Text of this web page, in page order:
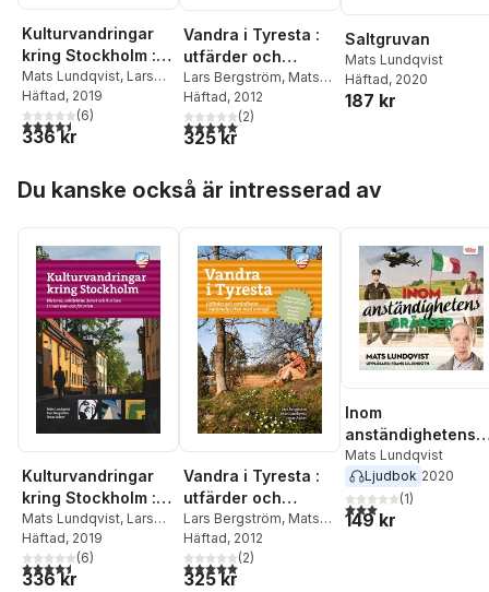
Kulturvandringar
kring Stockholm :
Historia, arkitektur,
konst och kuriosa
Mats Lundqvist, Lars
Bergström
Häftad, 2019
4,5utav 5 stjärnor. Totalt antal röster:
(6)
336 kr
Vandra i Tyresta :
utfärder och
sevärdheter i
nationalparken
med omnejd
Lars Bergström, Mats
Lundqvist,Jonas Adner
Häftad, 2012
5,0utav 5 stjärnor. Totalt antal röster:
(2)
325 kr
Saltgruvan
Mats Lundqvist
Häftad, 2020
187 kr
Du kanske också är intresserad av
Kulturvandringar
kring Stockholm :
Historia, arkitektur,
konst och kuriosa
Mats Lundqvist, Lars
Bergström
Häftad, 2019
4,5utav 5 stjärnor. Totalt antal röster:
(6)
336 kr
Vandra i Tyresta :
utfärder och
sevärdheter i
nationalparken
med omnejd
Lars Bergström, Mats
Lundqvist,Jonas Adner
Häftad, 2012
5,0utav 5 stjärnor. Totalt antal röster:
(2)
325 kr
Inom
anständighetens
gränser
Mats Lundqvist
Ljudbok 2020
3,0utav 5 stjärnor.
(1)
149 kr